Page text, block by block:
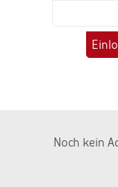
Noch kein